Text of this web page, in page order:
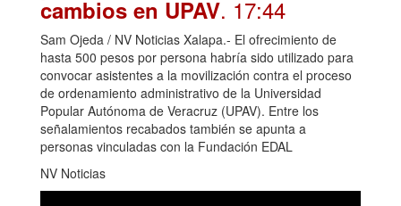
cambios en UPAV. 17:44
Sam Ojeda / NV Noticias Xalapa.- El ofrecimiento de
hasta 500 pesos por persona habría sido utilizado para
convocar asistentes a la movilización contra el proceso
de ordenamiento administrativo de la Universidad
Popular Autónoma de Veracruz (UPAV). Entre los
señalamientos recabados también se apunta a
personas vinculadas con la Fundación EDAL
NV Noticias